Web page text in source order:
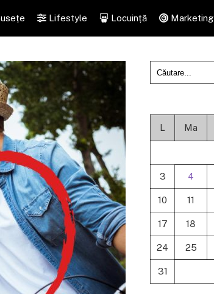
Lifestyle Locuință Marketing
L Ma
3 4
10 11
17 18
24 25
31